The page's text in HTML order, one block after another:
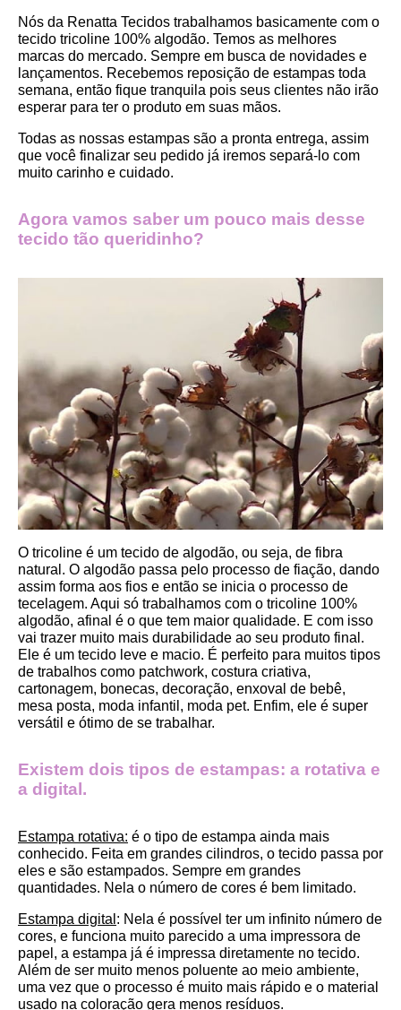
Nós da Renatta Tecidos trabalhamos basicamente com o
tecido tricoline 100% algodão. Temos as melhores
marcas do mercado. Sempre em busca de novidades e
lançamentos. Recebemos reposição de estampas toda
semana, então fique tranquila pois seus clientes não irão
esperar para ter o produto em suas mãos.
Todas as nossas estampas são a pronta entrega, assim
que você finalizar seu pedido já iremos separá-lo com
muito carinho e cuidado.
Agora vamos saber um pouco mais desse
tecido tão queridinho?
O tricoline é um tecido de algodão, ou seja, de fibra
natural. O algodão passa pelo processo de fiação, dando
assim forma aos fios e então se inicia o processo de
tecelagem. Aqui só trabalhamos com o tricoline 100%
algodão, afinal é o que tem maior qualidade. E com isso
vai trazer muito mais durabilidade ao seu produto final.
Ele é um tecido leve e macio. É perfeito para muitos tipos
de trabalhos como patchwork, costura criativa,
cartonagem, bonecas, decoração, enxoval de bebê,
mesa posta, moda infantil, moda pet. Enfim, ele é super
versátil e ótimo de se trabalhar.
Existem dois tipos de estampas: a rotativa e
a digital.
Estampa rotativa: é o tipo de estampa ainda mais
conhecido. Feita em grandes cilindros, o tecido passa por
eles e são estampados. Sempre em grandes
quantidades. Nela o número de cores é bem limitado.
Estampa digital : Nela é possível ter um infinito número de
cores, e funciona muito parecido a uma impressora de
papel, a estampa já é impressa diretamente no tecido.
Além de ser muito menos poluente ao meio ambiente,
uma vez que o processo é muito mais rápido e o material
usado na coloração gera menos resíduos.